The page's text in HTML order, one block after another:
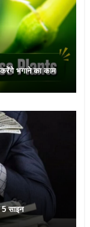
भगाने का काम
साइन